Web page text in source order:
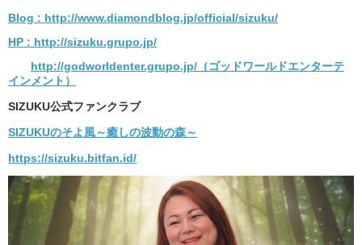
Blog : http://www.diamondblog.jp/official/sizuku/
HP : http://sizuku.grupo.jp/
http://godworldenter.grupo.jp/（ゴッドワールドエンターテ
インメント）
SIZUKU公式ファンクラブ
SIZUKUのそよ風～癒しの波動の森～
https://sizuku.bitfan.id/